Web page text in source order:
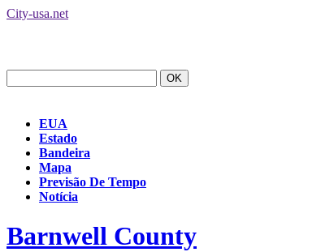
City-usa.net
EUA
Estado
Bandeira
Mapa
Previsão De Tempo
Notícia
Barnwell County